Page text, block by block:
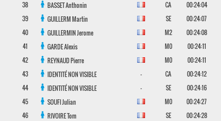
38
BASSETAnthonin CA
00:24:04
39
GUILLERMMartin SE
00:24:07
40
GUILLERMINJerome M2
00:24:08
41
GARDEAlexis M0
00:24:11
42
REYNAUDPierre M0
00:24:11
43
IDENTITÉ NON VISIBLE - CA
00:24:12
44
IDENTITÉ NON VISIBLE - SE
00:24:16
45
SOUFIJulian M0
00:24:27
46
RIVOIRETom SE
00:24:28